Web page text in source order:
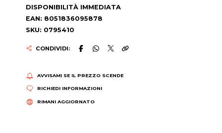
DISPONIBILITÀ IMMEDIATA
EAN: 8051836095878
SKU: 0795410
CONDIVIDI:
AVVISAMI SE IL PREZZO SCENDE
RICHIEDI INFORMAZIONI
RIMANI AGGIORNATO